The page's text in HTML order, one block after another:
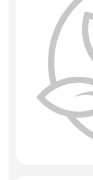
Игрушки мягкие
Сухоцветы